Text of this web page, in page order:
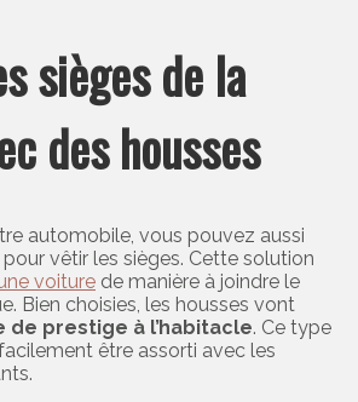
sièges de la
des housses
automobile, vous pouvez aussi
vêtir les sièges. Cette solution
voiture de manière à joindre le
Bien choisies, les housses vont
de prestige à l’habitacle. Ce type
être assorti avec les